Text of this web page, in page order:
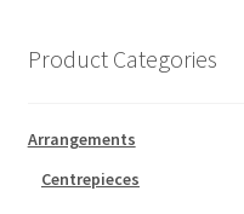
Product Categories
Arrangements
Centrepieces